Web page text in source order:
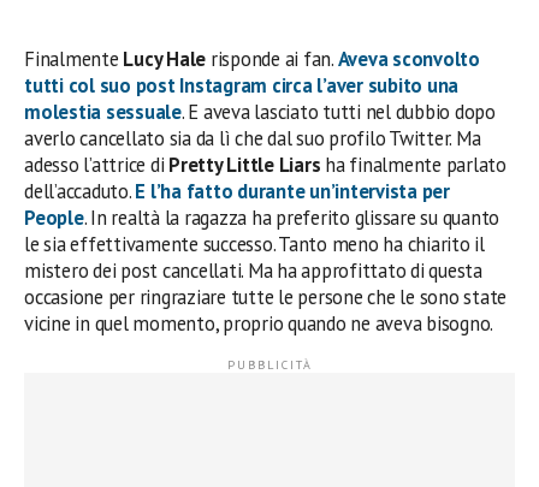
Finalmente Lucy Hale risponde ai fan.Aveva sconvolto
tutti col suo post Instagram circa l’aver subito una
molestia sessuale. E aveva lasciato tutti nel dubbio dopo
averlo cancellato sia da lì che dal suo profilo Twitter. Ma
adesso l’attrice di Pretty Little Liars ha finalmente parlato
dell’accaduto.E l’ha fatto durante un’intervista per
People. In realtà la ragazza ha preferito glissare su quanto
le sia effettivamente successo. Tanto meno ha chiarito il
mistero dei post cancellati. Ma ha approfittato di questa
occasione per ringraziare tutte le persone che le sono state
vicine in quel momento, proprio quando ne aveva bisogno.